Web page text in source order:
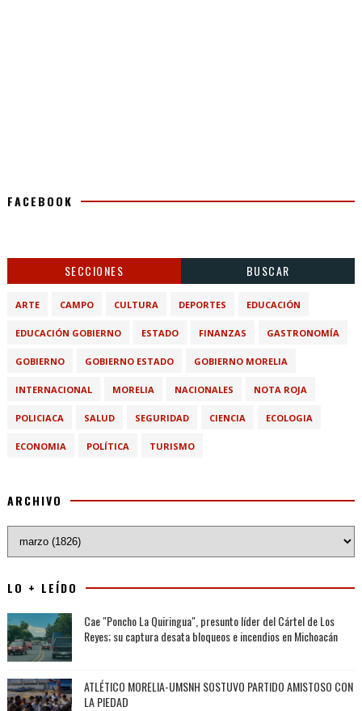
FACEBOOK
SECCIONES BUSCAR
ARTE CAMPO CULTURA DEPORTES EDUCACIÓN
EDUCACIÓN GOBIERNO ESTADO FINANZAS GASTRONOMÍA
GOBIERNO GOBIERNO ESTADO GOBIERNO MORELIA
INTERNACIONAL MORELIA NACIONALES NOTA ROJA
POLICIACA SALUD SEGURIDAD CIENCIA ECOLOGIA
ECONOMIA POLÍTICA TURISMO
ARCHIVO
LO + LEÍDO
Cae "Poncho La Quiringua", presunto líder del Cártel de Los
Reyes; su captura desata bloqueos e incendios en Michoacán
ATLÉTICO MORELIA-UMSNH SOSTUVO PARTIDO AMISTOSO CON
LA PIEDAD